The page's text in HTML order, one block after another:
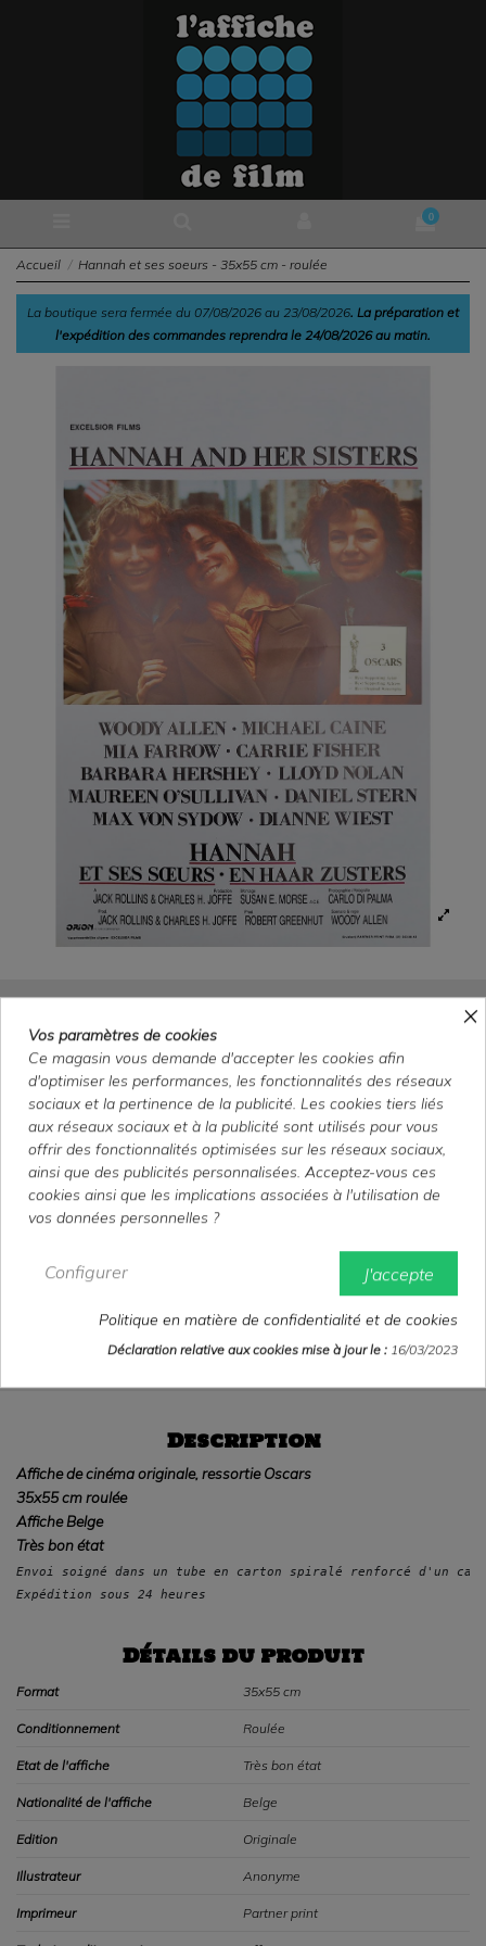
0
Accueil Hannah et ses soeurs - 35x55 cm - roulée
La boutique sera fermée du 07/08/2026 au 23/08/2026. La préparation et
l'expédition des commandes reprendra le 24/08/2026 au matin.
Hannah et ses soeurs -
35x55 cm - roulée
Affiche Belge originale
35x55 cm
Roulée
Très bon état
Woody Allen Maureen O'Sullivan Mia Farrow
Description
Affiche de cinéma originale, ressortie Oscars
35x55 cm roulée
Affiche Belge
Très bon état
Envoi soigné dans un tube en carton spiralé renforcé d'un
Expédition sous 24 heures
Détails du produit
Format 35x55 cm
Conditionnement Roulée
Etat de l'affiche Très bon état
Nationalité de l'affiche Belge
Edition Originale
Illustrateur Anonyme
Imprimeur Partner print
×
Vos paramètres de cookies
Ce magasin vous demande d'accepter les cookies afin
d'optimiser les performances, les fonctionnalités des réseaux
sociaux et la pertinence de la publicité. Les cookies tiers liés
aux réseaux sociaux et à la publicité sont utilisés pour vous
offrir des fonctionnalités optimisées sur les réseaux sociaux,
ainsi que des publicités personnalisées. Acceptez-vous ces
cookies ainsi que les implications associées à l'utilisation de
vos données personnelles ?
J'accepte
Configurer
Politique en matière de confidentialité et de cookies
Déclaration relative aux cookies mise à jour le : 16/03/2023